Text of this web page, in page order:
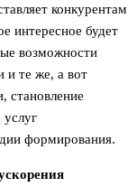
конкурентам
интересное будет
возможности
и те же, а вот
становление
услуг
формирования.